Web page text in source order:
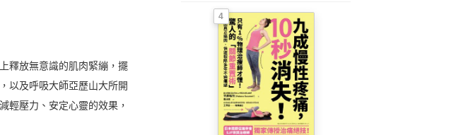
釋放無意識的肌肉緊繃，擺
以及呼吸大師亞歷山大所開
輕壓力、安定心靈的效果，
4